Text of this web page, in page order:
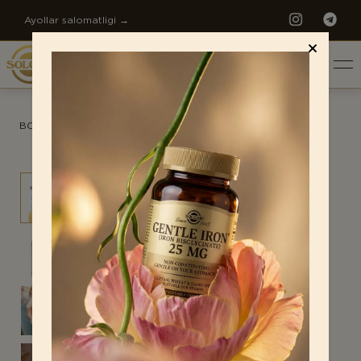
Ayollar salomatligi →
Antistress
Ayollar salomatligi
Bo‘g‘inlar salomatligi
Bolalar uchun
Diqqat va xotira
Erkaklar salomatligi
TARIXIMIZ
SOLGAR FALSAFASI
DUNYO ISHLAB CHIQARISHI
BOSH SAHIFA MAHSULOTLAR /